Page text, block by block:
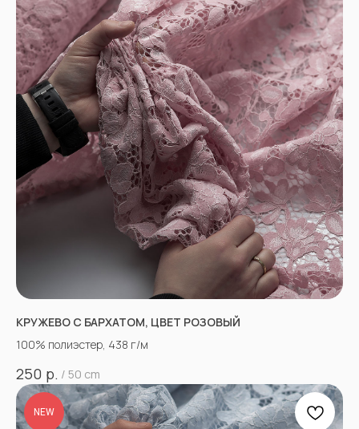
КРУЖЕВО С БАРХАТОМ, ЦВЕТ РОЗОВЫЙ
100% полиэстер, 438 г/м
250 р. / 50 cm
NEW